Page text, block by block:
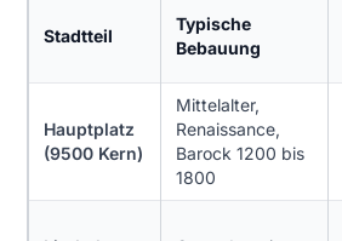
Stadtteil
Typische
Bebauung
Hauptplatz
(9500 Kern)
Mittelalter,
Renaissance,
Barock 1200 bis
1800